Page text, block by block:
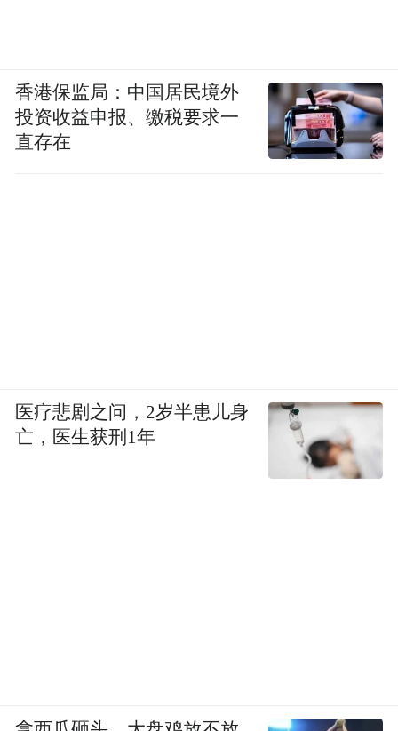
香港保监局：中国居民境外
投资收益申报、缴税要求一
直存在
医疗悲剧之问，2岁半患儿身
亡，医生获刑1年